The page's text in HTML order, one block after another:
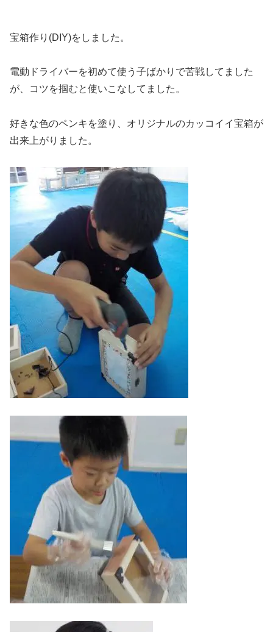
宝箱作り(DIY)をしました。
電動ドライバーを初めて使う子ばかりで苦戦してました
が、コツを掴むと使いこなしてました。
好きな色のペンキを塗り、オリジナルのカッコイイ宝箱が
出来上がりました。